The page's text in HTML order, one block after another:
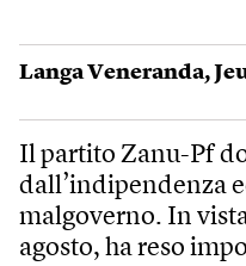
Langa Veneranda,
Il partito Zanu-Pf
dall’indipendenza
malgoverno. In
agosto, ha reso